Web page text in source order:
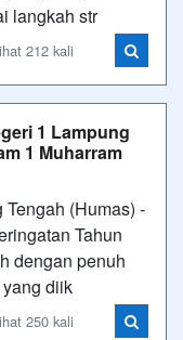
langkah str
212 kali
1 Lampung
1 Muharram
(Humas) -
Tahun
dengan penuh
diik
250 kali